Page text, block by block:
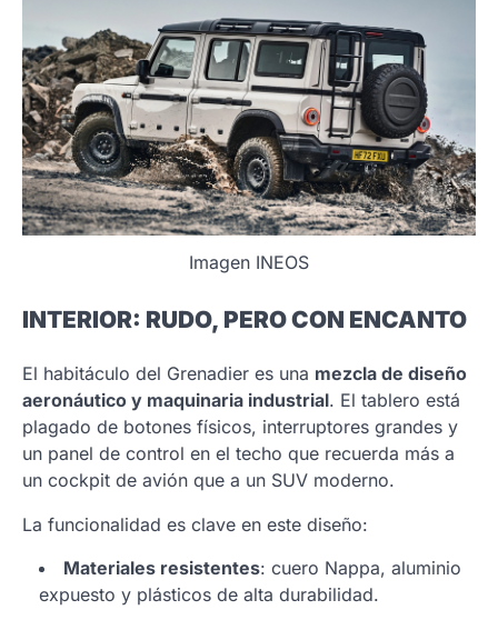
Imagen INEOS
INTERIOR: RUDO, PERO CON ENCANTO
El habitáculo del Grenadier es una mezcla de diseño
aeronáutico y maquinaria industrial. El tablero está
plagado de botones físicos, interruptores grandes y
un panel de control en el techo que recuerda más a
un cockpit de avión que a un SUV moderno.
La funcionalidad es clave en este diseño:
Materiales resistentes: cuero Nappa, aluminio
expuesto y plásticos de alta durabilidad.